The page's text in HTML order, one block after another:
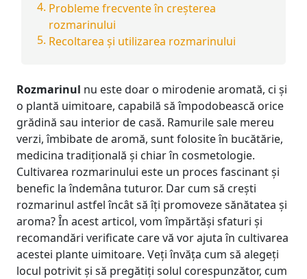
Probleme frecvente în creșterea
rozmarinului
Recoltarea și utilizarea rozmarinului
Rozmarinul nu este doar o mirodenie aromată, ci și
o plantă uimitoare, capabilă să împodobească orice
grădină sau interior de casă. Ramurile sale mereu
verzi, îmbibate de aromă, sunt folosite în bucătărie,
medicina tradițională și chiar în cosmetologie.
Cultivarea rozmarinului este un proces fascinant și
benefic la îndemâna tuturor. Dar cum să crești
rozmarinul astfel încât să îți promoveze sănătatea și
aroma? În acest articol, vom împărtăși sfaturi și
recomandări verificate care vă vor ajuta în cultivarea
acestei plante uimitoare. Veți învăța cum să alegeți
locul potrivit și să pregătiți solul corespunzător, cum